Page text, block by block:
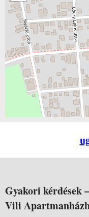
Gyakori kérdések
Vili